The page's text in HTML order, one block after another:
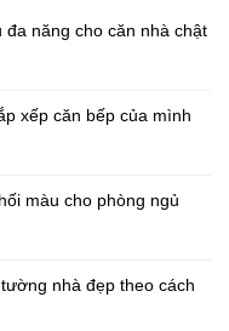
năng cho căn nhà chật
xếp căn bếp của mình
màu cho phòng ngủ
nhà đẹp theo cách